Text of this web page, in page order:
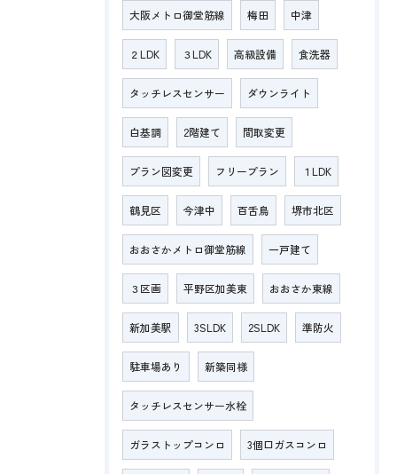
大阪メトロ御堂筋線 梅田 中津
２LDK ３LDK 高級設備 食洗器
タッチレスセンサー ダウンライト
白基調 2階建て 間取変更
プラン図変更 フリープラン １LDK
鶴見区 今津中 百舌鳥 堺市北区
おおさかメトロ御堂筋線 一戸建て
３区画 平野区加美東 おおさか東線
新加美駅 3SLDK 2SLDK 準防火
駐車場あり 新築同様
タッチレスセンサー水栓
ガラストップコンロ 3個口ガスコンロ